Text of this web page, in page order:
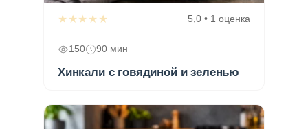
★★★★★ 5,0 • 1 оценка
150 90 мин
Хинкали с говядиной и зеленью